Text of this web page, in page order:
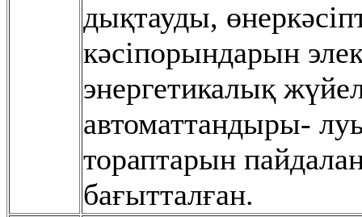
дықтауды,
кəсіпорындарын
энергетикалық
автоматтандыры-
тораптарын
бағытталған.